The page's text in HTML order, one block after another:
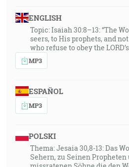
ENGLISH
Topic: Isaiah 30:8–13: “The
seers, to His prophets, and
who refuse to obey the
MP3
ESPAÑOL
MP3
POLSKI
Thema: Jesaia 30,8-13: Das
Sehern, zu Seinen